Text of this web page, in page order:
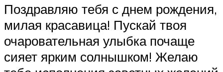
Поздравляю тебя с днем рождения,
милая красавица! Пускай твоя
очаровательная улыбка почаще
сияет ярким солнышком! Желаю